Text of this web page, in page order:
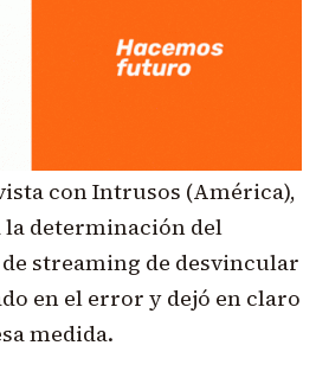
con Intrusos (América),
determinación del
streaming de desvincular
en el error y dejó en claro
medida.